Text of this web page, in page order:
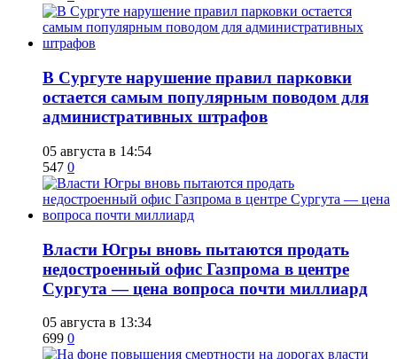
В Сургуте нарушение правил парковки
остается самым популярным поводом для
административных штрафов
05 августа в 14:54
547 0
Власти Югры вновь пытаются продать
недостроенный офис Газпрома в центре
Сургута — цена вопроса почти миллиард
05 августа в 13:34
699 0